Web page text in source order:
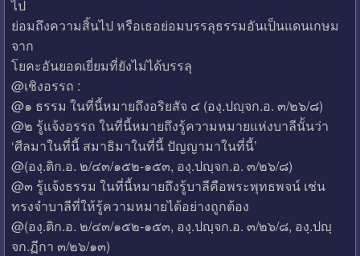
ไป
ย่อมถึงความสิ้นไป หรือเธอย่อมบรรลุธรรมอันเป็นแดนเกษม
จาก
โยคะอันยอดเยี่ยมที่ยังไม่ได้บรรลุ
@เชิงอรรถ :
@๑ ธรรม ในที่นี้หมายถึงอริยสัจ ๔ (องฺ.ปญฺจก.อ. ๓/๒๖/๘)
@๒ รู้แจ้งอรรถ ในที่นี้หมายถึงรู้ความหมายแห่งบาลีนั้นว่า
‘ศีลมาในที่นี้ สมาธิมาในที่นี้ ปัญญามาในที่นี้’
@(องฺ.ติก.อ. ๒/๔๓/๑๕๒-๑๕๓, องฺ.ปญฺจก.อ. ๓/๒๖/๘)
@๓ รู้แจ้งธรรม ในที่นี้หมายถึงรู้บาลีคือพระพุทธพจน์ เช่น
ทรงจำบาลีที่ให้รู้ความหมายได้อย่างถูกต้อง
@(องฺ.ติก.อ. ๒/๔๓/๑๕๒-๑๕๓, องฺ.ปญฺจก.อ. ๓/๒๖/๘, องฺ.ปญฺ
จก.ฏีกา ๓/๒๖/๑๓)